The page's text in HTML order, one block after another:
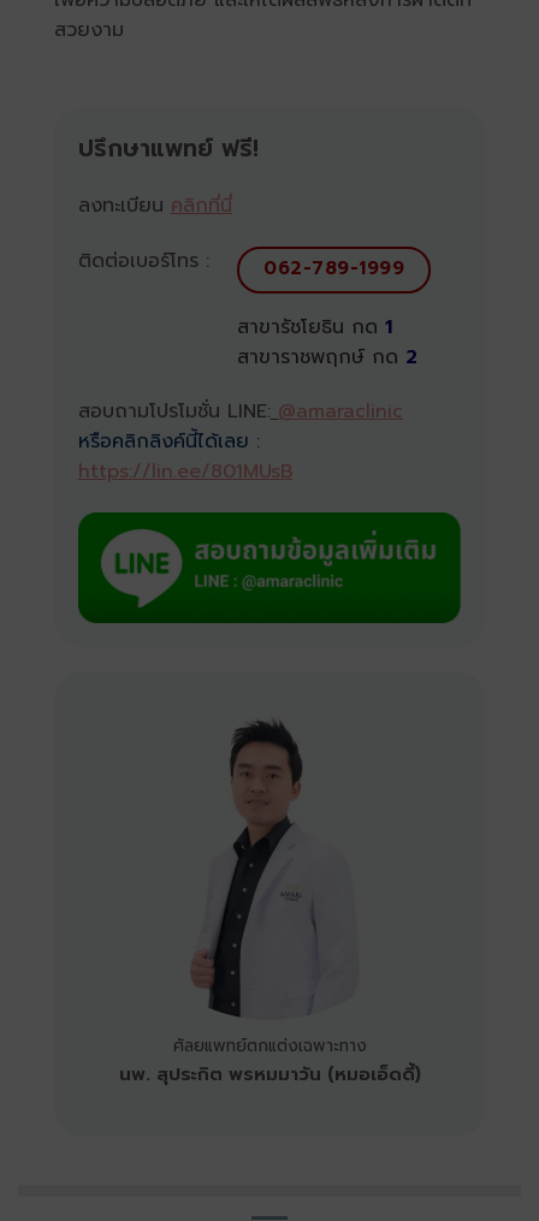
สวยงาม
ปรึกษาแพทย์ ฟรี!
ลงทะเบียน คลิกที่นี่
ติดต่อเบอร์โทร :
062-789-1999
สาขารัชโยธิน กด 1
สาขาราชพฤกษ์ กด 2
สอบถามโปรโมชั่น LINE: @amaraclinic
หรือคลิกลิงค์นี้ได้เลย :
https://lin.ee/801MUsB
ศัลยแพทย์ตกแต่งเฉพาะทาง
นพ. สุประกิต พรหมมาวัน (หมอเอ็ดดี้)